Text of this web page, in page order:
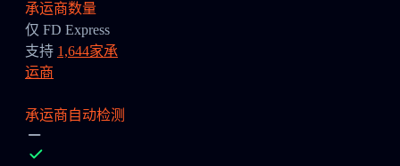
承运商数量
仅 FD Express
支持 1,644家承
运商
承运商自动检测